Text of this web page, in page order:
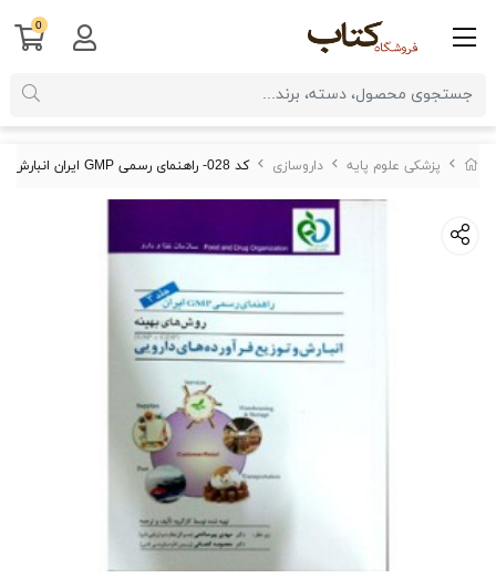
پزشکی علوم پایه داروسازی کد 028- راهنمای رسمی GMP ایران انبارش و توزیع فرآورده های دارویی جلد (سوم)
0